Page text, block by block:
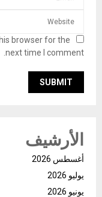
browser for the
next time I comment.
الأرشيف
أغسطس 2026
يوليو 2026
يونيو 2026